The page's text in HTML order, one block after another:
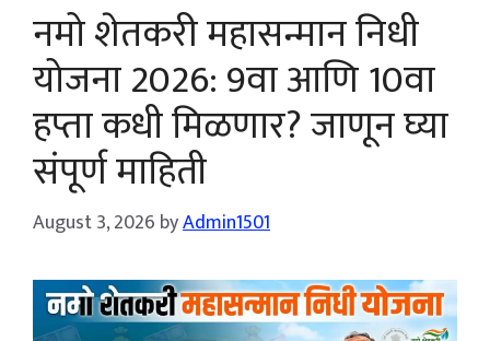
नमो शेतकरी महासन्मान निधी
योजना 2026: 9वा आणि 10वा
हप्ता कधी मिळणार? जाणून घ्या
संपूर्ण माहिती
August 3, 2026 byAdmin1501